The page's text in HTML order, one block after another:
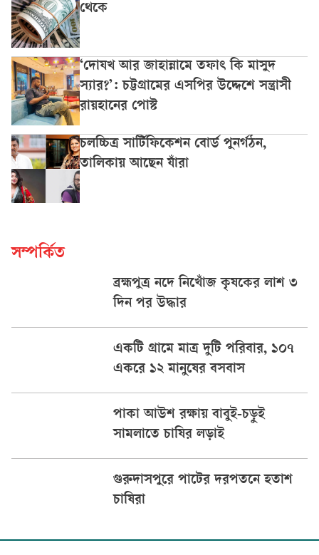
থেকে
‘দোযখ আর জাহান্নামে তফাৎ কি মাসুদ
স্যার?’: চট্টগ্রামের এসপির উদ্দেশে সন্ত্রাসী
রায়হানের পোস্ট
চলচ্চিত্র সার্টিফিকেশন বোর্ড পুনর্গঠন,
তালিকায় আছেন যাঁরা
সম্পর্কিত
ব্রহ্মপুত্র নদে নিখোঁজ কৃষকের লাশ ৩
দিন পর উদ্ধার
একটি গ্রামে মাত্র দুটি পরিবার, ১০৭
একরে ১২ মানুষের বসবাস
পাকা আউশ রক্ষায় বাবুই-চড়ুই
সামলাতে চাষির লড়াই
গুরুদাসপুরে পাটের দরপতনে হতাশ
চাষিরা